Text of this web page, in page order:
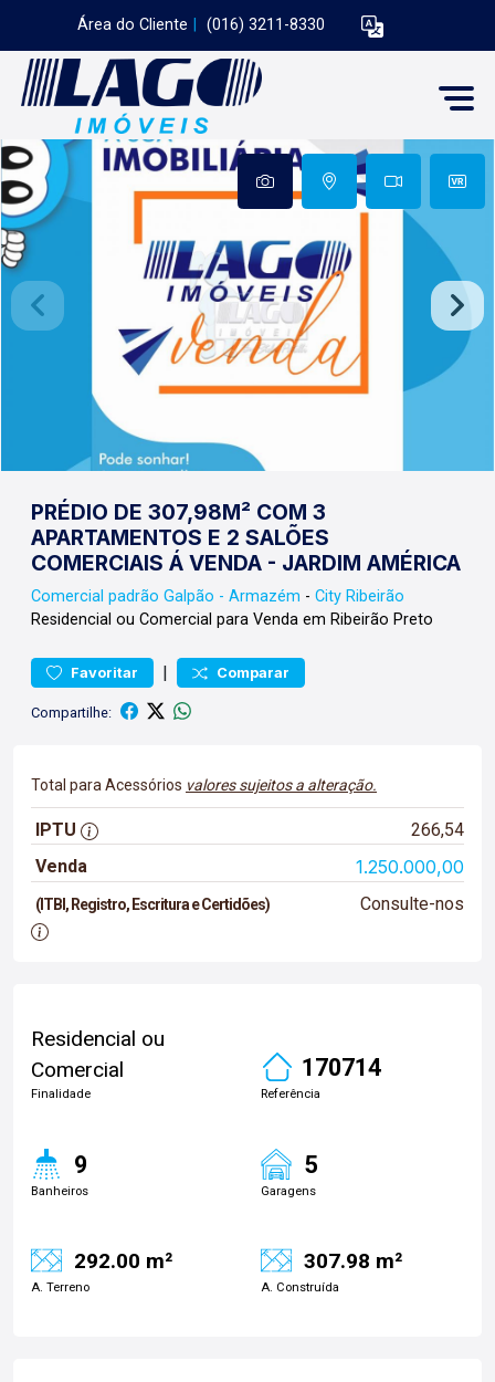
Área do Cliente (016) 3211-8330
PRÉDIO DE 307,98M² COM 3
APARTAMENTOS E 2 SALÕES
COMERCIAIS Á VENDA - JARDIM AMÉRICA
Comercial padrão Galpão - Armazém - City Ribeirão
Residencial ou Comercial para Venda em Ribeirão Preto
Favoritar | Comparar
Compartilhe:
Total para Acessórios valores sujeitos a alteração.
IPTU
266,54
Venda
1.250.000,00
(ITBI, Registro, Escritura e Certidões) Consulte-nos
Residencial ou
Comercial
Finalidade
170714
Referência
9
Banheiros
5
Garagens
292.00 m²
A. Terreno
307.98 m²
A. Construída